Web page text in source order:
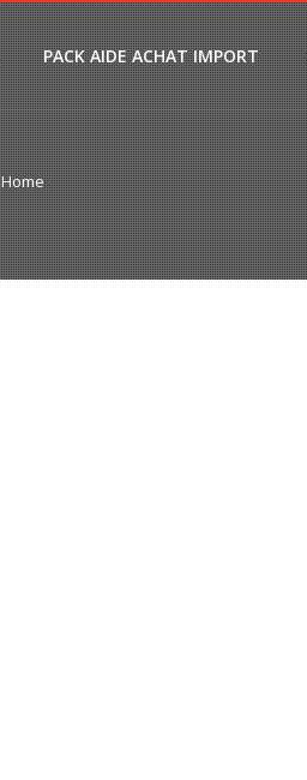
PACK AIDE ACHAT IMPORT
Home